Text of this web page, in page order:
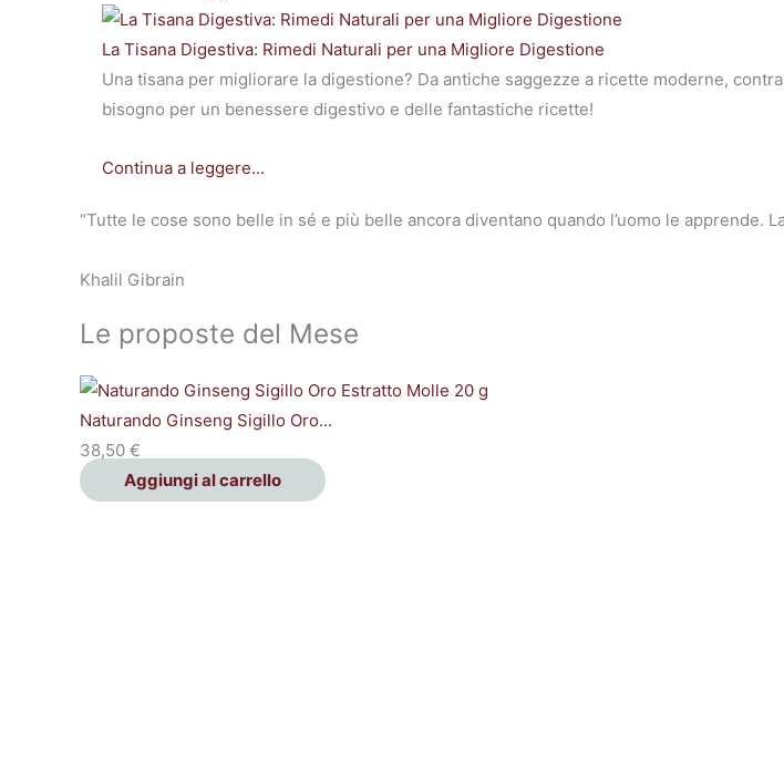
La Tisana Digestiva: Rimedi Naturali per una Migliore Digestione
Una tisana per migliorare la digestione? Da antiche saggezze a ricette moderne,
bisogno per un benessere digestivo e delle fantastiche ricette!
Continua a leggere...
“Tutte le cose sono belle in sé e più belle ancora diventano quando l’uomo le apprende.
Khalil Gibrain
Le proposte del Mese
Naturando Ginseng Sigillo Oro...
38,50 €
Aggiungi al carrello